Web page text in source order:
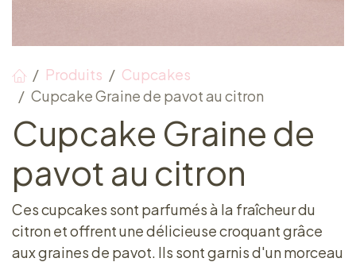
Produits
Cupcakes
Cupcake Graine de pavot au citron
Cupcake Graine de
pavot au citron
Ces cupcakes sont parfumés à la fraîcheur du
citron et offrent une délicieuse croquant grâce
aux graines de pavot. Ils sont garnis d'un morceau